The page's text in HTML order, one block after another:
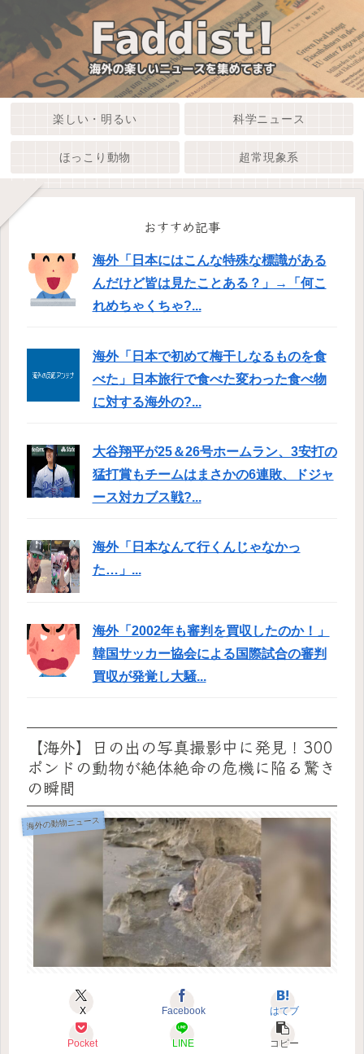
楽しい・明るい 科学ニュース
ほっこり動物 超常現象系
おすすめ記事
海外「日本にはこんな特殊な標識がある
んだけど皆は見たことある？」→「何こ
れめちゃくちゃ?...
海外「日本で初めて梅干しなるものを食
べた」日本旅行で食べた変わった食べ物
に対する海外の?...
大谷翔平が25＆26号ホームラン、3安打の
猛打賞もチームはまさかの6連敗、ドジャ
ース対カブス戦?...
海外「日本なんて行くんじゃなかっ
た…」...
海外「2002年も審判を買収したのか！」
韓国サッカー協会による国際試合の審判
買収が発覚し大騒...
【海外】日の出の写真撮影中に発見！300
ポンドの動物が絶体絶命の危機に陥る驚き
の瞬間
海外の動物ニュース
X Facebook はてブ
Pocket LINE コピー